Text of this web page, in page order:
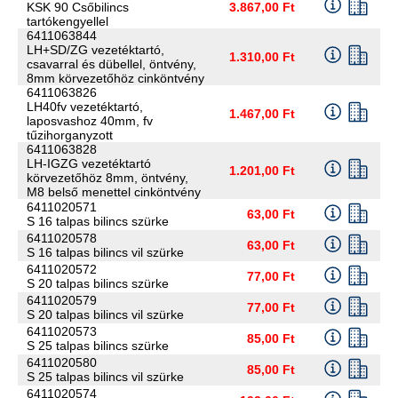
KSK 90 Csőbilincs
tartókengyellel
3.867,00 Ft
6411063844
LH+SD/ZG vezetéktartó,
csavarral és dübellel, öntvény,
8mm körvezetőhöz cinköntvény
1.310,00 Ft
6411063826
LH40fv vezetéktartó,
laposvashoz 40mm, fv
tűzihorganyzott
1.467,00 Ft
6411063828
LH-IGZG vezetéktartó
körvezetőhöz 8mm, öntvény,
M8 belső menettel cinköntvény
1.201,00 Ft
6411020571
S 16 talpas bilincs szürke
63,00 Ft
6411020578
S 16 talpas bilincs vil szürke
63,00 Ft
6411020572
S 20 talpas bilincs szürke
77,00 Ft
6411020579
S 20 talpas bilincs vil szürke
77,00 Ft
6411020573
S 25 talpas bilincs szürke
85,00 Ft
6411020580
S 25 talpas bilincs vil szürke
85,00 Ft
6411020574